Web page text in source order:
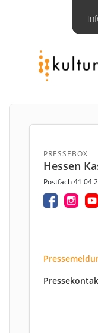
PRESSEBOX
Hessen
Postfach 41 04